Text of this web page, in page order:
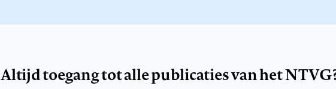
Altijd toegang tot alle publicaties van het